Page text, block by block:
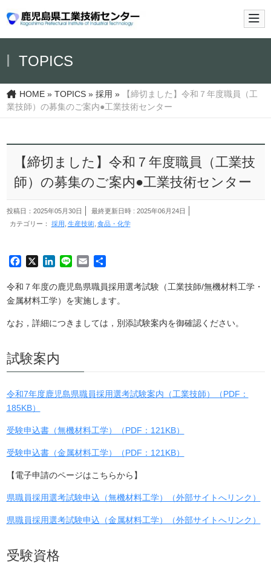
メ
TOPICS
HOME» TOPICS» 採用 »
【締切ました】令和７年度職員（工
業技師）の募集のご案内●工業技術センター
【締切ました】令和７年度職員（工業技
師）の募集のご案内●工業技術センター
投稿日：2025年05月30日
最終更新日時 : 2025年06月24日
カテゴリー： 採用 生産技術 食品・化学
FacebookLinkedIn
Line Email
令和７年度の鹿児島県職員採用選考試験（工業技師/無機材料工学・
金属材料工学）を実施します。
なお，詳細につきましては，別添試験案内を御確認ください。
試験案内
令和7年度鹿児島県職員採用選考試験案内（工業技師）（PDF：
185KB）
受験申込書（無機材料工学）（PDF：121KB）
受験申込書（金属材料工学）（PDF：121KB）
【電子申請のページはこちらから】
県職員採用選考試験申込（無機材料工学）（外部サイトへリンク）
県職員採用選考試験申込（金属材料工学）（外部サイトへリンク）
受験資格